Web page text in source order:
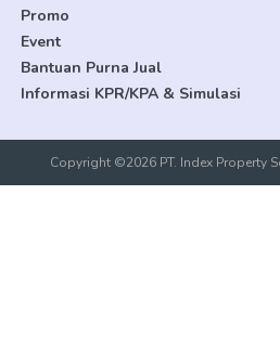
Promo
Event
Bantuan Purna Jual
Informasi KPR/KPA & Simulasi
Copyright ©2026 PT. Index Property